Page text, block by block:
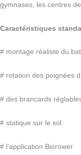
gymnases, les centres
Caractéristiques
# montage réaliste du
# rotation des poignées
# des brancards
# statique sur le sol
# l’application Biorower